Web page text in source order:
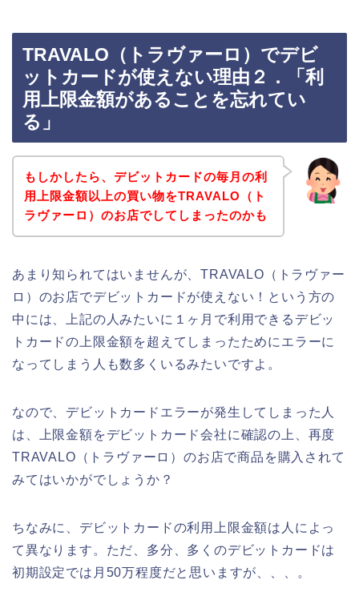
TRAVALO（トラヴァーロ）でデビ
ットカードが使えない理由２．「利
用上限金額があることを忘れてい
る」
もしかしたら、デビットカードの毎月の利
用上限金額以上の買い物をTRAVALO（ト
ラヴァーロ）のお店でしてしまったのかも
あまり知られてはいませんが、TRAVALO（トラヴァー
ロ）のお店でデビットカードが使えない！という方の
中には、上記の人みたいに１ヶ月で利用できるデビッ
トカードの上限金額を超えてしまったためにエラーに
なってしまう人も数多くいるみたいですよ。
なので、デビットカードエラーが発生してしまった人
は、上限金額をデビットカード会社に確認の上、再度
TRAVALO（トラヴァーロ）のお店で商品を購入されて
みてはいかがでしょうか？
ちなみに、デビットカードの利用上限金額は人によっ
て異なります。ただ、多分、多くのデビットカードは
初期設定では月50万程度だと思いますが、、、。